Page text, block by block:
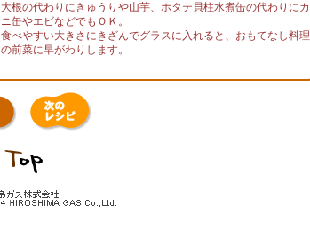
大根の代わりにきゅうりや山芋、ホタテ貝柱水煮缶の代わりにカ
ニ缶やエビなどでもＯＫ。
食べやすい大きさにきざんでグラスに入れると、おもてなし料理
の前菜に早がわりします。